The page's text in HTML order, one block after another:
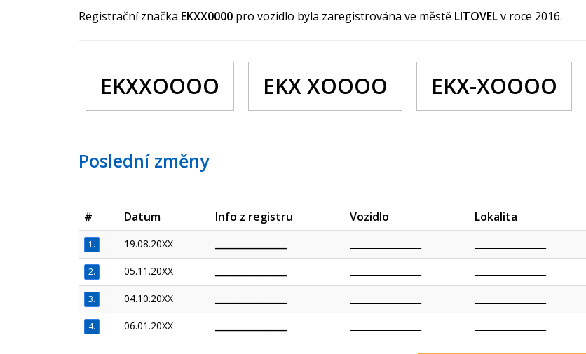
Registrační značka EKXX0000 pro vozidlo byla zaregistrována ve městě LITOVELv roce 2016.
EKXXOOOO EKX XOOOO EKX-XOOOO
Poslední změny
# Datum Info z registru Vozidlo Lokalita
1. 19.08.20XX
2. 05.11.20XX
3. 04.10.20XX
4. 06.01.20XX